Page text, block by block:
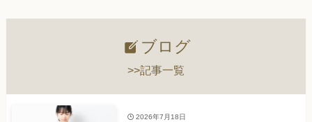
ブログ
>>記事一覧
2026年7月18日